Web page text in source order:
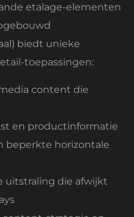
etalage-elementen
biedt unieke
toepassingen:
content die
en productinformatie
beperkte horizontale
uitstraling die afwijkt